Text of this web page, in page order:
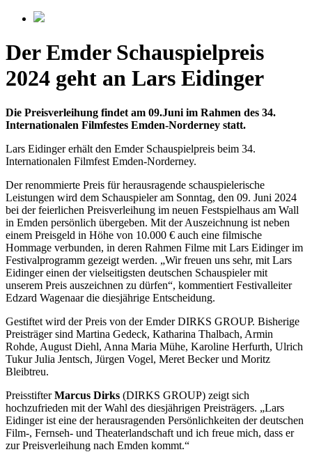
Der Emder Schauspielpreis
2024 geht an Lars Eidinger
Die Preisverleihung findet am 09.Juni im Rahmen des 34.
Internationalen Filmfestes Emden-Norderney statt.
Lars Eidinger erhält den Emder Schauspielpreis beim 34.
Internationalen Filmfest Emden-Norderney.
Der renommierte Preis für herausragende schauspielerische
Leistungen wird dem Schauspieler am Sonntag, den 09. Juni 2024
bei der feierlichen Preisverleihung im neuen Festspielhaus am Wall
in Emden persönlich übergeben. Mit der Auszeichnung ist neben
einem Preisgeld in Höhe von 10.000 € auch eine filmische
Hommage verbunden, in deren Rahmen Filme mit Lars Eidinger im
Festivalprogramm gezeigt werden. „Wir freuen uns sehr, mit Lars
Eidinger einen der vielseitigsten deutschen Schauspieler mit
unserem Preis auszeichnen zu dürfen“, kommentiert Festivalleiter
Edzard Wagenaar die diesjährige Entscheidung.
Gestiftet wird der Preis von der Emder DIRKS GROUP. Bisherige
Preisträger sind Martina Gedeck, Katharina Thalbach, Armin
Rohde, August Diehl, Anna Maria Mühe, Karoline Herfurth, Ulrich
Tukur Julia Jentsch, Jürgen Vogel, Meret Becker und Moritz
Bleibtreu.
PreisstifterMarcus Dirks (DIRKS GROUP) zeigt sich
hochzufrieden mit der Wahl des diesjährigen Preisträgers. „Lars
Eidinger ist eine der herausragenden Persönlichkeiten der deutschen
Film-, Fernseh- und Theaterlandschaft und ich freue mich, dass er
zur Preisverleihung nach Emden kommt.“